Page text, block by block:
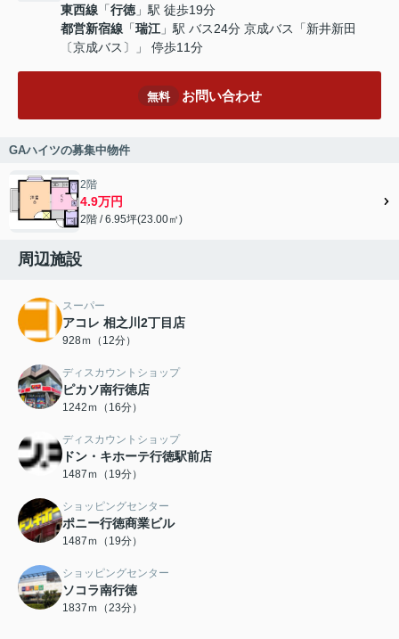
東西線 「行徳」駅 徒歩19分
都営新宿線 「瑞江」駅 バス24分 京成バス「新井新田
〔京成バス〕」 停歩11分
無料 お問い合わせ
GAハイツの募集中物件
2階
4.9万円
2階 / 6.95坪(23.00㎡)
周辺施設
スーパー
アコレ 相之川2丁目店
928ｍ（12分）
ディスカウントショップ
ピカソ南行徳店
1242ｍ（16分）
ディスカウントショップ
ドン・キホーテ行徳駅前店
1487ｍ（19分）
ショッピングセンター
ポニー行徳商業ビル
1487ｍ（19分）
ショッピングセンター
ソコラ南行徳
1837ｍ（23分）